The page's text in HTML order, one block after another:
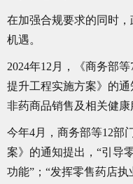
在加强合规要求的同时
机遇。
2024年12月，《商务部
提升工程实施方案》的
非药商品销售及相关健康
今年4月，商务部等12部
案》的通知提出，“引导
功能”；“发挥零售药店